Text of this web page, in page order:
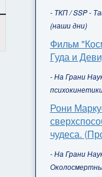
- ТКП / SSP -
(наши дни)
Фильм
Гуда и
- На Грани
Рони
чудеса.
- На Грани